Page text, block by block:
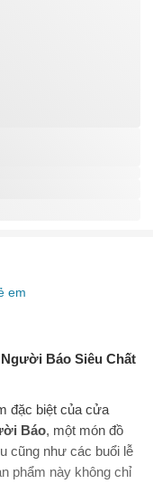
em
Người Báo Siêu Chất
đặc biệt của cửa
Báo, một món đồ
cũng như các buổi lễ
phẩm này không chỉ